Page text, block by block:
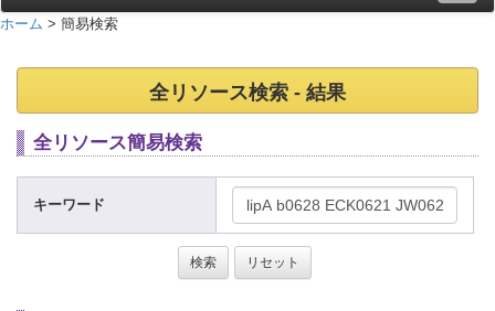
ホーム > 簡易検索
全リソース検索 - 結果
全リソース簡易検索
キーワード